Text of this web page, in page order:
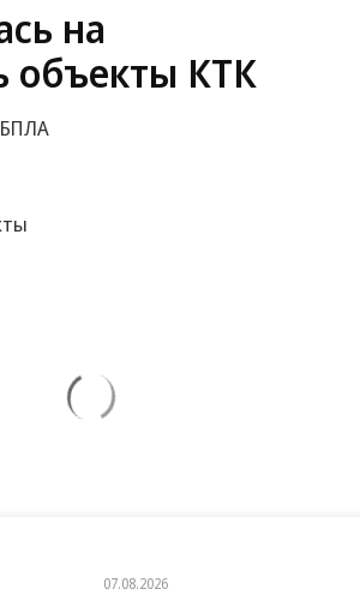
на
объекты КТК
БПЛА
07.08.2026